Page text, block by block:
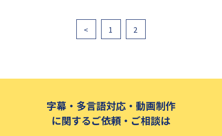
< 1 2
字幕・多言語対応・動画制作
に関するご依頼・ご相談は